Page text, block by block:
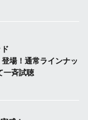
場！通常ラインナッ
一斉試聴